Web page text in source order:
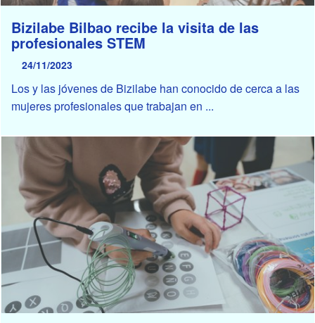
Bizilabe Bilbao recibe la visita de las
profesionales STEM
24/11/2023
Los y las jóvenes de Bizilabe han conocido de cerca a las
mujeres profesionales que trabajan en ...